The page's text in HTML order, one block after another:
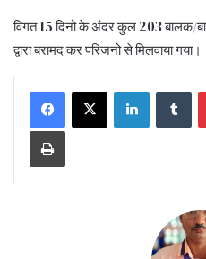
विगत 15 दिनो के अंदर कुल 203 बालक/
द्वारा बरामद कर परिजनो से मिलवाया गया।
LinkedIn